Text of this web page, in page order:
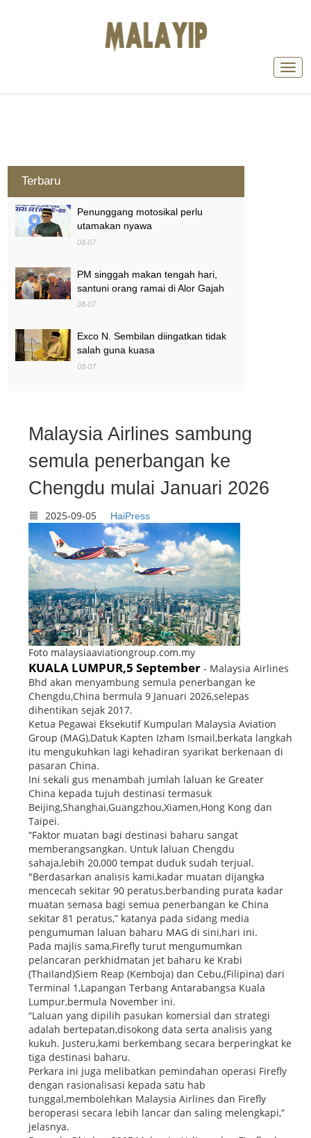
Terbaru
Penunggang motosikal perlu
utamakan nyawa
08-07
PM singgah makan tengah hari,
santuni orang ramai di Alor Gajah
08-07
Exco N. Sembilan diingatkan tidak
salah guna kuasa
08-07
08-07
Malaysia Airlines sambung
semula penerbangan ke
Chengdu mulai Januari 2026
2025-09-05 HaiPress
Foto malaysiaaviationgroup.com.my
KUALA LUMPUR,5 September - Malaysia Airlines
Bhd akan menyambung semula penerbangan ke
Chengdu,China bermula 9 Januari 2026,selepas
dihentikan sejak 2017.
Ketua Pegawai Eksekutif Kumpulan Malaysia Aviation
Group (MAG),Datuk Kapten Izham Ismail,berkata langkah
itu mengukuhkan lagi kehadiran syarikat berkenaan di
pasaran China.
Ini sekali gus menambah jumlah laluan ke Greater
China kepada tujuh destinasi termasuk
Beijing,Shanghai,Guangzhou,Xiamen,Hong Kong dan
Taipei.
“Faktor muatan bagi destinasi baharu sangat
memberangsangkan. Untuk laluan Chengdu
sahaja,lebih 20,000 tempat duduk sudah terjual.
"Berdasarkan analisis kami,kadar muatan dijangka
mencecah sekitar 90 peratus,berbanding purata kadar
muatan semasa bagi semua penerbangan ke China
sekitar 81 peratus,” katanya pada sidang media
pengumuman laluan baharu MAG di sini,hari ini.
Pada majlis sama,Firefly turut mengumumkan
pelancaran perkhidmatan jet baharu ke Krabi
(Thailand)Siem Reap (Kemboja) dan Cebu,(Filipina) dari
Terminal 1,Lapangan Terbang Antarabangsa Kuala
Lumpur,bermula November ini.
“Laluan yang dipilih pasukan komersial dan strategi
adalah bertepatan,disokong data serta analisis yang
kukuh. Justeru,kami berkembang secara berperingkat ke
tiga destinasi baharu.
Perkara ini juga melibatkan pemindahan operasi Firefly
dengan rasionalisasi kepada satu hab
tunggal,membolehkan Malaysia Airlines dan Firefly
beroperasi secara lebih lancar dan saling melengkapi,”
jelasnya.